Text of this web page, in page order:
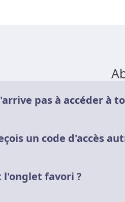
pas à accéder à
sont accessibles
un code d'accès
session, un nouveau code sera
l'onglet favori ?